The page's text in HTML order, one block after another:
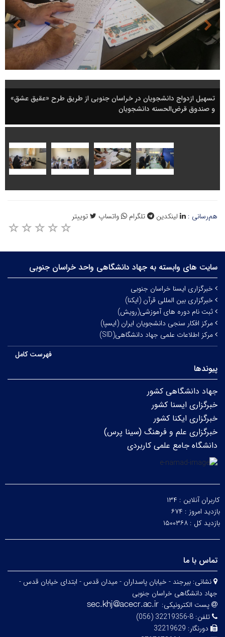
تسهیل ازدواج دانشجویان در خراسان جنوبی از طریق طرح «عقیق عشق»
و صندوق قرض‌الحسنه دانشجویان
هم‌رسانی : لینکدین تلگرام واتساپ توییتر
سایت های وابسته به جهاد دانشگاهی واحد خراسان جنوبی
خبرگزاری ایسنا خراسان جنوبی
خبرگزاری بین المللی قرآن (ایکنا)
ثبت نام دوره های آموزشی(رویش)
مرکز افکار سنجی دانشجویان ایران (ایسپا)
مرکز اطلاعات علمی جهاد دانشگاهی(SID)
فهرست کامل
پیوندها
جهاد دانشگاهی کشور
خبرگزاری ایسنا کشور
خبرگزاری ایکنا کشور
خبرگزاری علم و فرهنگ (سینا پرس)
دانشگاه جامع علمی کاربردی
کاربران آنلاین : ۱۳۴
بازدید امروز : ۶۷۴
بازدید کل : ۱۵۰۰۳۶۸
تماس با ما
نشانی: بیرجند - خیابان پاسداران - میدان قدس - ابتدای خیابان قدس -
جهاد دانشگاهی خراسان جنوبی
پست الکترونیکی:
تلفن: 8-32219356 (056)
دورنگار: 32219629